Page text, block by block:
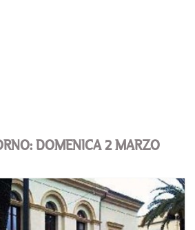
DOMENICA 2 MARZO